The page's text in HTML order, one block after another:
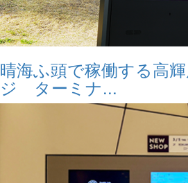
晴海ふ頭で稼働する高
ジ ターミナ...